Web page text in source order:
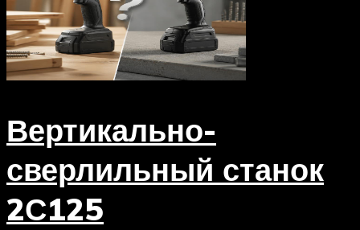
Вертикально-
сверлильный станок
2С125